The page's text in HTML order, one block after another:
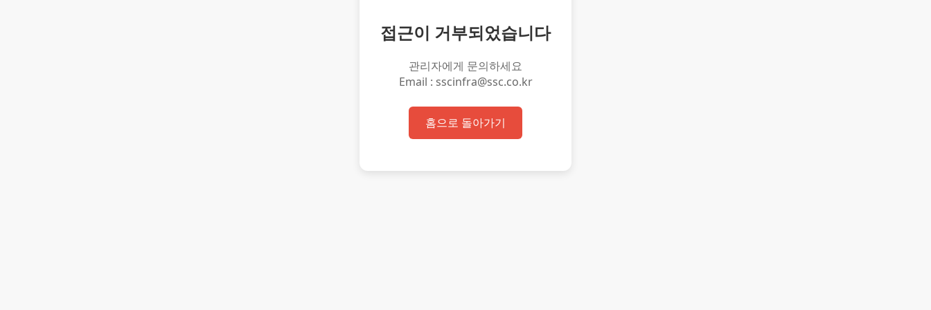
접근이 거부되었습니다
관리자에게 문의하세요
Email : sscinfra@ssc.co.kr
홈으로 돌아가기